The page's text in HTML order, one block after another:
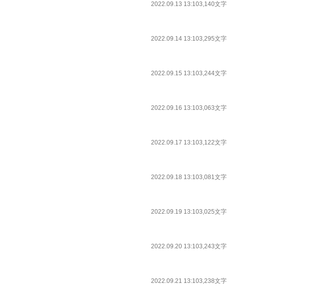
2022.09.13 13:103,140文字
2022.09.14 13:103,295文字
2022.09.15 13:103,244文字
2022.09.16 13:103,063文字
2022.09.17 13:103,122文字
2022.09.18 13:103,081文字
2022.09.19 13:103,025文字
2022.09.20 13:103,243文字
2022.09.21 13:103,238文字